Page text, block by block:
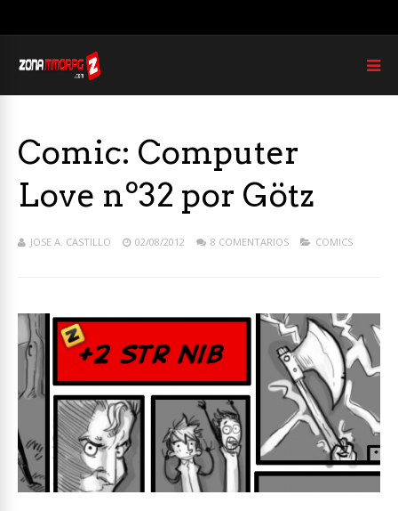
Comic: Computer
Love nº32 por Götz
JOSE A. CASTILLO 02/08/2012 8 COMENTARIOS COMICS